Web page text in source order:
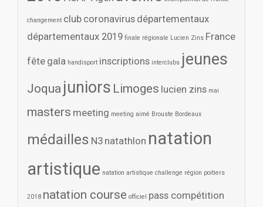
changement club coronavirus départementaux
départementaux 2019 finale régionale Lucien Zins France
fête gala handisport inscriptions interclubs jeunes
Joqua juniors Limoges lucien zins mai
masters meeting meeting aimé Brouste Bordeaux
médailles N3 natathlon natation
artistique natation artistique challenge région poitiers
2018 natation course officiel
pass compétition